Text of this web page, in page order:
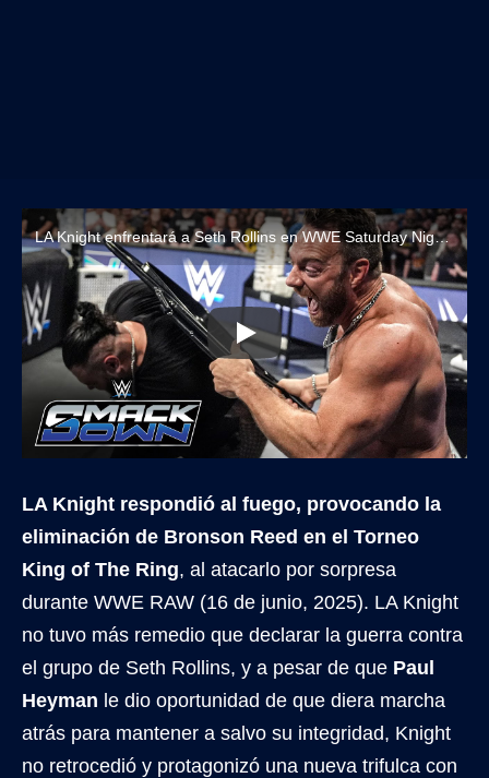
LA Knight enfrentará a Seth Rollins en WWE Saturday Night's Main Event (12 de julio, 2025)
LA Knight respondió al fuego, provocando la
eliminación de Bronson Reed en el Torneo
King of The Ring, al atacarlo por sorpresa
durante WWE RAW (16 de junio, 2025). LA Knight
no tuvo más remedio que declarar la guerra contra
el grupo de Seth Rollins, y a pesar de que Paul
Heyman le dio oportunidad de que diera marcha
atrás para mantener a salvo su integridad, Knight
no retrocedió y protagonizó una nueva trifulca con